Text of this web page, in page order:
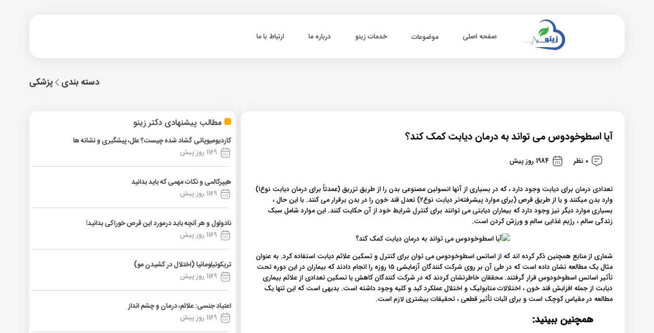
صفحه اصلی موضوعات خدمات زینو درباره ما ارتباط با ما
پزشکی دسته بندی
مطالب پیشنهادی دکتر زینو
کاردیومیوپاتی گشاد شده چیست؟ علل، پیشگیری و نشانه ها
1169 روز پیش
هیپرکالمی و نکات مهمی که باید بدانید
1169 روز پیش
نادولول و هر آنچه باید درمورد این قرص خوراکی بدانید!
1169 روز پیش
تریکوتیلومانیا (اختلال در کشیدن مو)
1169 روز پیش
اعتیاد جنسی: علائم، درمان و چشم انداز
1169 روز پیش
آیا اسطوخودوس می تواند به درمان دیابت کمک کند؟
0 نظر 1984 روز پیش
تعدادی درمان برای دیابت وجود دارد ، که در بسیاری از آنها انسولین مصنوعی بدن را از طریق تزریق (عمدتاً برای درمان دیابت نوع۱)
وارد بدن میکنند و یا از طریق قرص (برای موارد پیشرفته‌تر دیابت نوع۲) تعدل قند خون را در بدن برقرار می کنند. با این حال ،
بسیاری موارد دیگر نیز وجود دارد که بیماران دیابتی می توانند برای کنترل شرایط خود از آن حکایت کنند. این موارد شامل سبک
زندگی سالم ، رژیم غذایی سالم و ورزش کردن است.
شماری از منابع همچنین ذکر کرده اند که از اسانس اسطوخودوس می توان برای کنترل و تسکین علائم دیابت استفاده کرد. به عنوان
مثال یک مطالعه نشان داده است که در طی آن بر روی شرکت کنندگان آزمایشی ۱۵ روزه را انجام دادند که بیماران در این دوره تحت
تأثیر اسانس اسطوخودوس قرار گرفتند. محققان خاطرنشان کردند که در شرکت کنندگان کاهش یا تسکین تعدادی از علائم بیماری
دیابت از جمله افزایش قند خون ، اختلالات متابولیک و اختلال عملکرد کبد و کلیه وجود داشته است. بدیهی است که این تنها یک
مطالعه در مقیاس کوچک است و برای اثبات تأثیر قطعی ، تحقیقات بیشتری لازم است.
همچنین ببینید: